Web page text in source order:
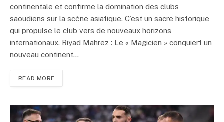
continentale et confirme la domination des clubs
saoudiens sur la scène asiatique. C’est un sacre historique
qui propulse le club vers de nouveaux horizons
internationaux. Riyad Mahrez : Le « Magicien » conquiert un
nouveau continent…
READ MORE